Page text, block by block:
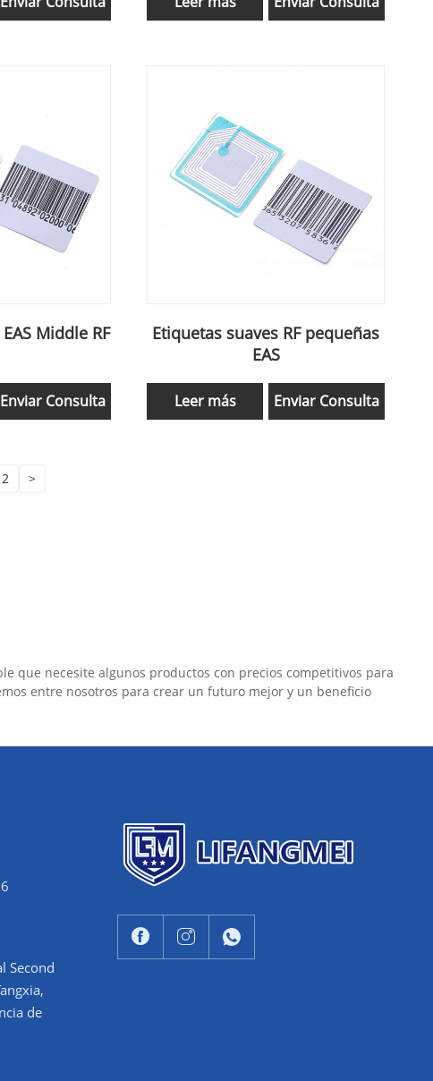
Middle RF
Enviar Consulta
Etiquetas suaves RF pequeñas
EAS
Leer más Enviar Consulta
2 >
que necesite algunos productos con precios competitivos para
entre nosotros para crear un futuro mejor y un beneficio
Second
de